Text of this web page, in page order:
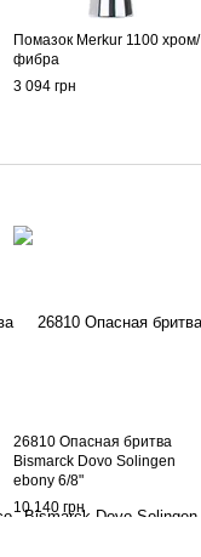
Помазок Merkur 1100 хром/
фибра
3 094 грн
26810 Опасная бритва
Bismarck Dovo Solingen
ebony 6/8"
10 140 грн